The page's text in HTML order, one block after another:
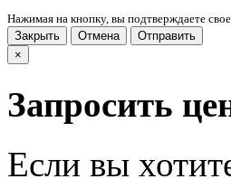
Нажимая на кнопку, вы подтверждаете
Закрыть
Отмена
Отправить
×
Запросить
Если вы